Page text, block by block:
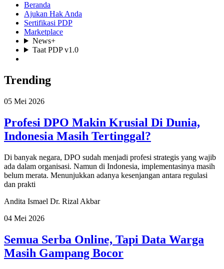
Beranda
Ajukan Hak Anda
Sertifikasi PDP
Marketplace
News+
Taat PDP v1.0
Trending
05 Mei 2026
Profesi DPO Makin Krusial Di Dunia,
Indonesia Masih Tertinggal?
Di banyak negara, DPO sudah menjadi profesi strategis yang wajib
ada dalam organisasi. Namun di Indonesia, implementasinya masih
belum merata. Menunjukkan adanya kesenjangan antara regulasi
dan prakti
Andita Ismael Dr. Rizal Akbar
04 Mei 2026
Semua Serba Online, Tapi Data Warga
Masih Gampang Bocor